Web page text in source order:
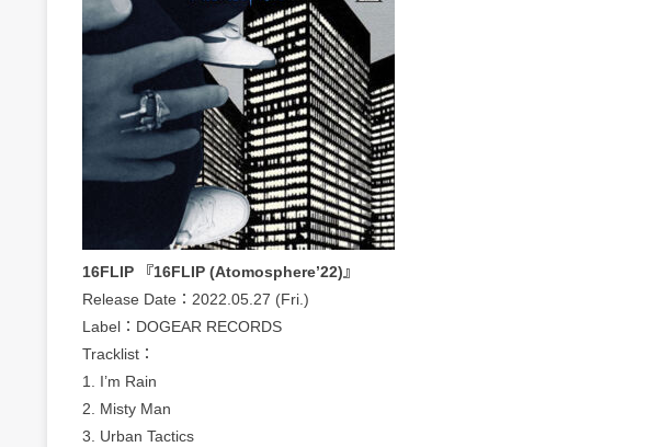
16FLIP 『16FLIP (Atomosphere’22)』
Release Date：2022.05.27 (Fri.)
Label：DOGEAR RECORDS
Tracklist：
1. I’m Rain
2. Misty Man
3. Urban Tactics